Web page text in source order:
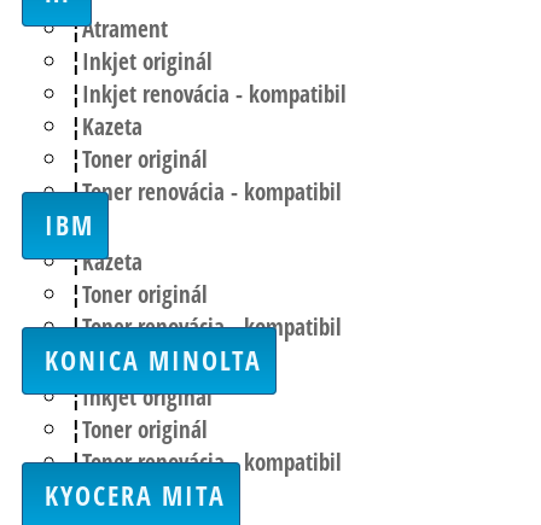
Atrament
Inkjet originál
Inkjet renovácia - kompatibil
Kazeta
Toner originál
Toner renovácia - kompatibil
IBM
Kazeta
Toner originál
Toner renovácia - kompatibil
KONICA MINOLTA
Inkjet originál
Toner originál
Toner renovácia - kompatibil
KYOCERA MITA